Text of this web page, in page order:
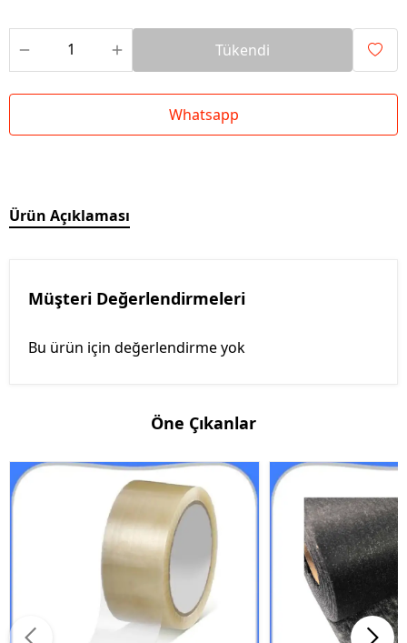
Tükendi
Whatsapp
Ürün Açıklaması
Müşteri Değerlendirmeleri
Bu ürün için değerlendirme yok
Öne Çıkanlar